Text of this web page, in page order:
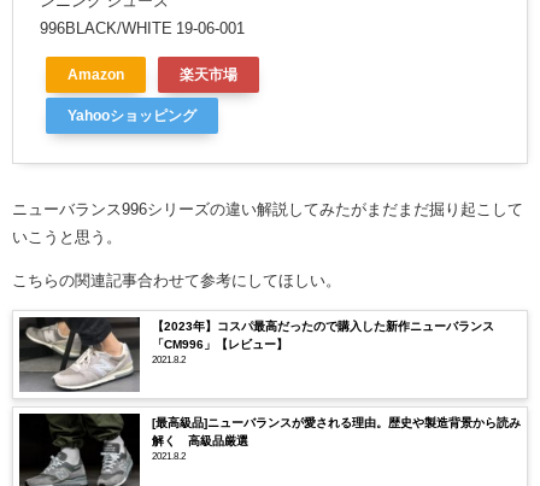
996BLACK/WHITE 19-06-001
Amazon 楽天市場
Yahooショッピング
ニューバランス996シリーズの違い解説してみたがまだまだ掘り起こして
いこうと思う。
こちらの関連記事合わせて参考にしてほしい。
【2023年】コスパ最高だったので購入した新作ニューバランス
「CM996」【レビュー】
2021.8.2
[最高級品]ニューバランスが愛される理由。歴史や製造背景から読み
解く 高級品厳選
2021.8.2